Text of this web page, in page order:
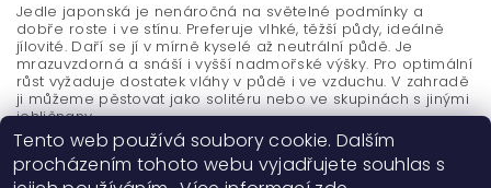
Jedle japonská je nenáročná na světelné podmínky a
dobře roste i ve stínu. Preferuje vlhké, těžší půdy, ideálně
jílovité. Daří se jí v mírně kyselé až neutrální půdě. Je
mrazuvzdorná a snáší i vyšší nadmořské výšky. Pro optimální
růst vyžaduje dostatek vláhy v půdě i ve vzduchu. V zahradě
ji můžeme pěstovat jako solitéru nebo ve skupinách s jinými
jehličnany.
Tento web používá soubory cookie. Dalším
procházením tohoto webu vyjadřujete souhlas s